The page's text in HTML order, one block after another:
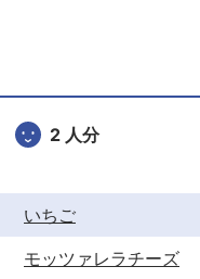
o
o
2 人分
いちご
モッツァレラチーズ